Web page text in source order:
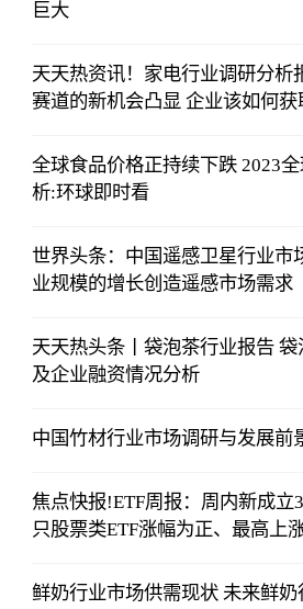
巨大
天天热资讯！家电行业调研分析
赛道的新机会凸显 企业该如何
全球食品价格正持续下跌 2023
析:环球即时看
世界头条：中国遥感卫星行业市
业规模的增长创造遥感市场需求
天天热头条丨袋泡茶行业报告
及企业融资情况分析
中国竹材行业市场调研与发展前
焦点快报!ETF周报：周内新成立
只股票类ETF涨幅为正、最高上
鲜奶行业市场供需现状 未来鲜